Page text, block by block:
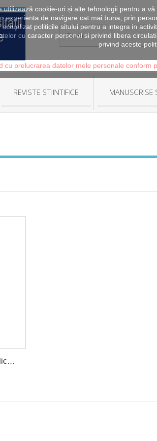
utilizează cookie-uri și alte tehnologii pentru a
experienta de navigare cat mai buna, prin
politicile sitului pentru a integra in
cu caracter personal si privind libera
privind aceste
cu prelucrarea datelor mele personale conform
REVISTE STIINTIFICE MANUSCRISE